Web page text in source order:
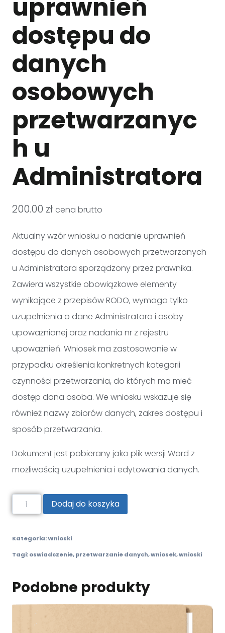
uprawnień
dostępu do
danych
osobowych
przetwarzanyc
h u
Administratora
200.00 zł cena brutto
Aktualny wzór wniosku o nadanie uprawnień
dostępu do danych osobowych przetwarzanych
u Administratora sporządzony przez prawnika.
Zawiera wszystkie obowiązkowe elementy
wynikające z przepisów RODO, wymaga tylko
uzupełnienia o dane Administratora i osoby
upoważnionej oraz nadania nr z rejestru
upoważnień. Wniosek ma zastosowanie w
przypadku określenia konkretnych kategorii
czynności przetwarzania, do których ma mieć
dostęp dana osoba. We wniosku wskazuje się
również nazwy zbiorów danych, zakres dostępu i
sposób przetwarzania.
Dokument jest pobierany jako plik wersji Word z
możliwością uzupełnienia i edytowania danych.
Dodaj do koszyka
Kategoria:Wnioski
Tagi:oswiadczenie,przetwarzanie danych,wniosek,wnioski
Podobne produkty